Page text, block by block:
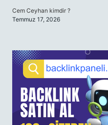
Cem Ceyhan kimdir ?
Temmuz 17, 2026